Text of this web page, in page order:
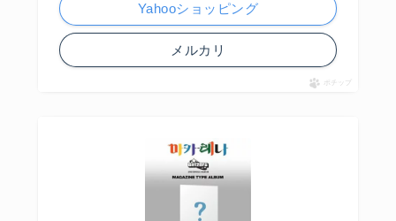
Yahooショッピング
メルカリ
ポチップ